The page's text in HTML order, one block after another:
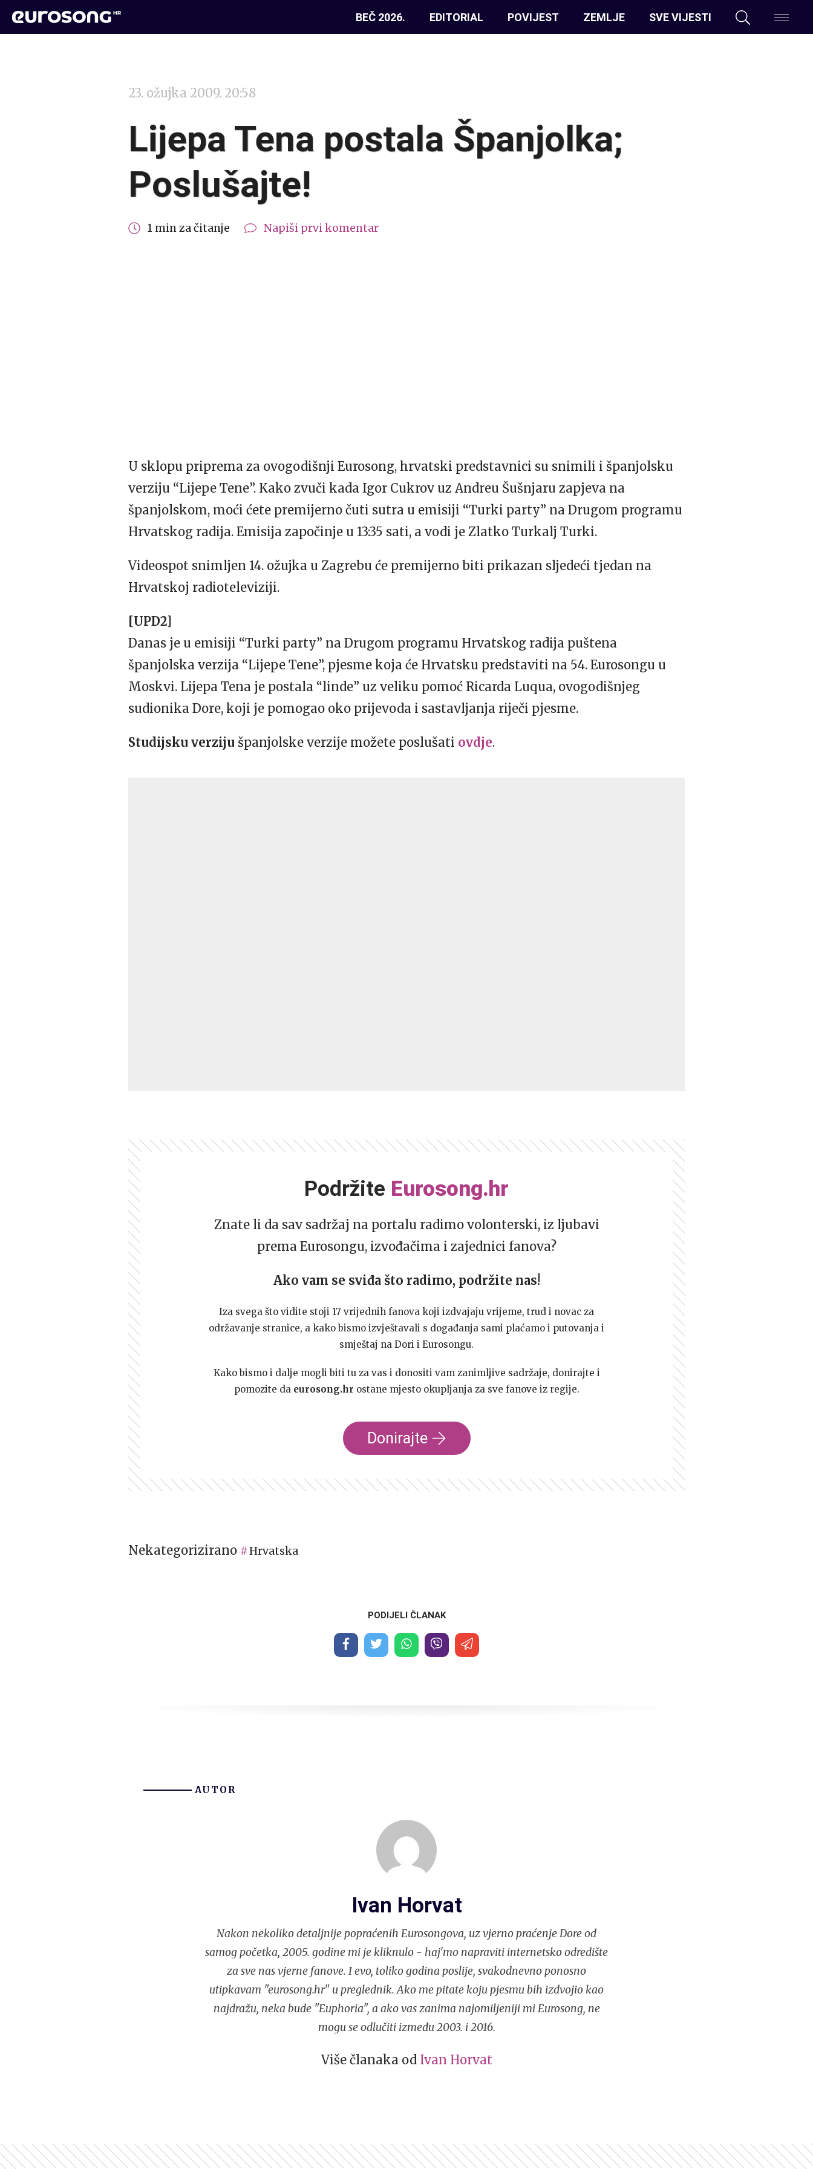
BEČ 2026. EDITORIAL POVIJEST ZEMLJE SVE VIJESTI
23. ožujka 2009. 20:58
Lijepa Tena postala Španjolka;
Poslušajte!
1 min za čitanje Napiši prvi komentar
U sklopu priprema za ovogodišnji Eurosong, hrvatski predstavnici su snimili i španjolsku
verziju “Lijepe Tene”. Kako zvuči kada Igor Cukrov uz Andreu Šušnjaru zapjeva na
španjolskom, moći ćete premijerno čuti sutra u emisiji “Turki party” na Drugom programu
Hrvatskog radija. Emisija započinje u 13:35 sati, a vodi je Zlatko Turkalj Turki.
Videospot snimljen 14. ožujka u Zagrebu će premijerno biti prikazan sljedeći tjedan na
Hrvatskoj radioteleviziji.
[UPD2]
Danas je u emisiji “Turki party” na Drugom programu Hrvatskog radija puštena
španjolska verzija “Lijepe Tene”, pjesme koja će Hrvatsku predstaviti na 54. Eurosongu u
Moskvi. Lijepa Tena je postala “linde” uz veliku pomoć Ricarda Luqua, ovogodišnjeg
sudionika Dore, koji je pomogao oko prijevoda i sastavljanja riječi pjesme.
Studijsku verziju španjolske verzije možete poslušati ovdje.
Podržite Eurosong.hr
Znate li da sav sadržaj na portalu radimo volonterski, iz ljubavi
prema Eurosongu, izvođačima i zajednici fanova?
Ako vam se sviđa što radimo, podržite nas!
Iza svega što vidite stoji 17 vrijednih fanova koji izdvajaju vrijeme, trud i novac za
održavanje stranice, a kako bismo izvještavali s događanja sami plaćamo i putovanja i
smještaj na Dori i Eurosongu.
Kako bismo i dalje mogli biti tu za vas i donositi vam zanimljive sadržaje, donirajte i
pomozite da eurosong.hr ostane mjesto okupljanja za sve fanove iz regije.
Donirajte
Nekategorizirano Hrvatska
PODIJELI ČLANAK
AUTOR
Ivan Horvat
Nakon nekoliko detaljnije popraćenih Eurosongova, uz vjerno praćenje Dore od
samog početka, 2005. godine mi je kliknulo - haj'mo napraviti internetsko odredište
za sve nas vjerne fanove. I evo, toliko godina poslije, svakodnevno ponosno
utipkavam "eurosong.hr" u preglednik. Ako me pitate koju pjesmu bih izdvojio kao
najdražu, neka bude "Euphoria", a ako vas zanima najomiljeniji mi Eurosong, ne
mogu se odlučiti između 2003. i 2016.
Više članaka od Ivan Horvat